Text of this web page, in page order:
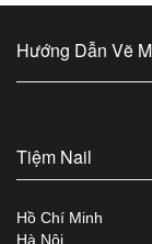
Hướng Dẫn Vẽ
Tiệm Nail
Hồ Chí Minh
Hà Nội